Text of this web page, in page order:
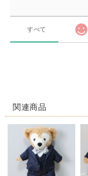
すべて
関連商品